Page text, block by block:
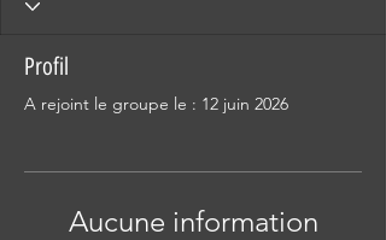
Profil
A rejoint le groupe le : 12 juin 2026
Aucune information